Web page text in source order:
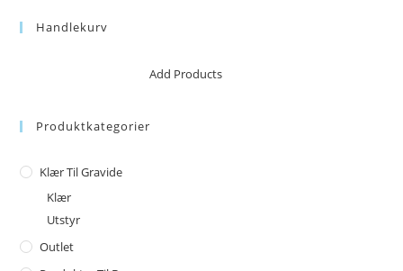
Handlekurv
No products in the cart.Add Products
Produktkategorier
Klær Til Gravide
Klær
Utstyr
Outlet